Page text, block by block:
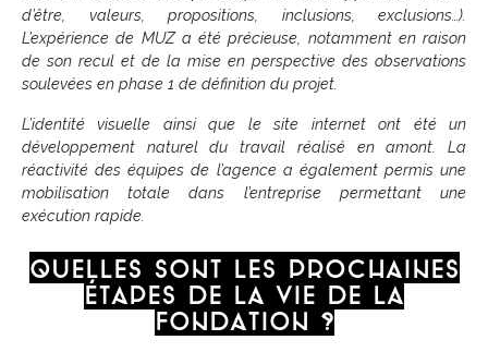
d’être, valeurs, propositions, inclusions, exclusions…).
L’expérience de MUZ a été précieuse, notamment en raison
de son recul et de la mise en perspective des observations
soulevées en phase 1 de définition du projet.
L’identité visuelle ainsi que le site internet ont été un
développement naturel du travail réalisé en amont. La
réactivité des équipes de l’agence a également permis une
mobilisation totale dans l’entreprise permettant une
exécution rapide.
Quelles sont les prochaines
étapes de la vie de la
Fondation ?